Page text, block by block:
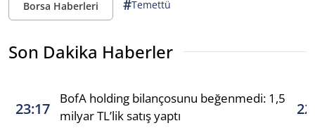
Borsa Haberleri #Temettü
Son Dakika Haberler
23:17
BofA holding bilançosunu beğenmedi: 1,5
milyar TL’lik satış yaptı